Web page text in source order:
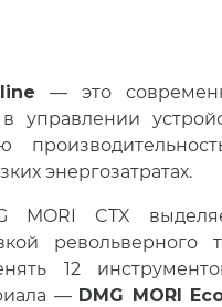
— это
управлении
энергозатратах.
CTX
револьверного
12
— DMG MORI